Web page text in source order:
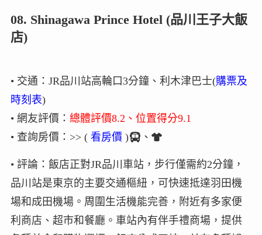
08. Shinagawa Prince Hotel (品川王子大飯
店)
• 交通：JR品川站高輪口3分鐘、利木津巴士(購票及
時刻表)
• 網友評價： 總體評價8.2、位置得分9.1
• 查詢房價：>> ( 看房價 ) 、
• 評論：飯店正對JR品川車站，步行僅需約2分鐘，
品川站是東京的主要交通樞紐，可快速抵達羽田機
場和成田機場。周圍生活機能完善，附近有多家便
利商店、超市和餐廳。車站內有伴手禮商場，提供